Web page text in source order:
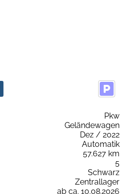
Pkw
Geländewagen
Dez / 2022
Automatik
57.627 km
5
Schwarz
Zentrallager
ab ca. 10.08.2026